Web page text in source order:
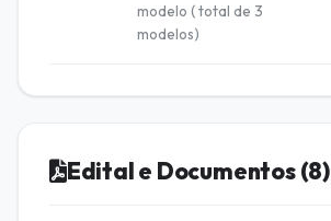
modelo ( total de 3
modelos)
Edital e Documentos (8)